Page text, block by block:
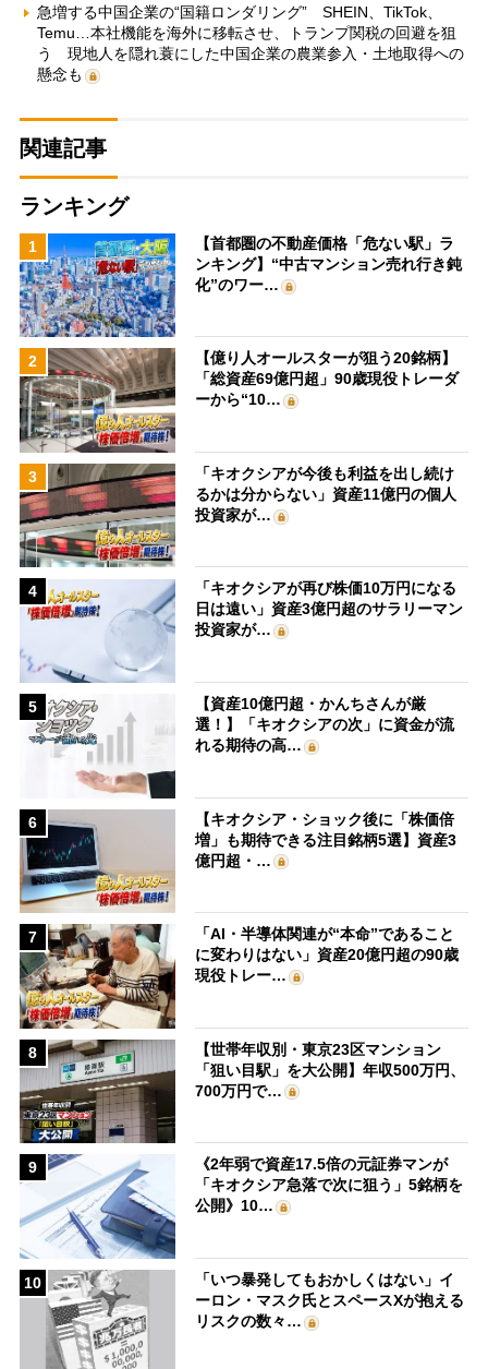
急増する中国企業の“国籍ロンダリング” SHEIN、TikTok、
Temu…本社機能を海外に移転させ、トランプ関税の回避を狙
う 現地人を隠れ蓑にした中国企業の農業参入・土地取得への
懸念も
関連記事
ランキング
1
【首都圏の不動産価格「危ない駅」ラ
ンキング】“中古マンション売れ行き鈍
化”のワー…
2
【億り人オールスターが狙う20銘柄】
「総資産69億円超」90歳現役トレーダ
ーから“10…
3
「キオクシアが今後も利益を出し続け
るかは分からない」資産11億円の個人
投資家が…
4
「キオクシアが再び株価10万円になる
日は遠い」資産3億円超のサラリーマン
投資家が…
5
【資産10億円超・かんちさんが厳
選！】「キオクシアの次」に資金が流
れる期待の高…
6
【キオクシア・ショック後に「株価倍
増」も期待できる注目銘柄5選】資産3
億円超・…
7
「AI・半導体関連が“本命”であること
に変わりはない」資産20億円超の90歳
現役トレー…
8
【世帯年収別・東京23区マンション
「狙い目駅」を大公開】年収500万円、
700万円で…
9
《2年弱で資産17.5倍の元証券マンが
「キオクシア急落で次に狙う」5銘柄を
公開》10…
10
「いつ暴発してもおかしくはない」イ
ーロン・マスク氏とスペースXが抱える
リスクの数々…